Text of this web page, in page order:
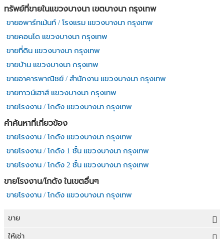
ทรัพย์ที่ขายในแขวงบางนา เขตบางนา กรุงเทพ
ขายอพาร์ทเม้นท์ / โรงแรม แขวงบางนา กรุงเทพ
ขายคอนโด แขวงบางนา กรุงเทพ
ขายที่ดิน แขวงบางนา กรุงเทพ
ขายบ้าน แขวงบางนา กรุงเทพ
ขายอาคารพาณิชย์ / สำนักงาน แขวงบางนา กรุงเทพ
ขายทาวน์เฮาส์ แขวงบางนา กรุงเทพ
ขายโรงงาน / โกดัง แขวงบางนา กรุงเทพ
คำค้นหาที่เกี่ยวข้อง
ขายโรงงาน / โกดัง แขวงบางนา กรุงเทพ
ขายโรงงาน / โกดัง 1 ชั้น แขวงบางนา กรุงเทพ
ขายโรงงาน / โกดัง 2 ชั้น แขวงบางนา กรุงเทพ
ขายโรงงาน/โกดัง ในเขตอื่นๆ
ขายโรงงาน / โกดัง แขวงบางนา กรุงเทพ
ขาย
ขายที่ดิน
ให้เช่า